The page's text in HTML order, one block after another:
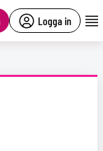
Logga in